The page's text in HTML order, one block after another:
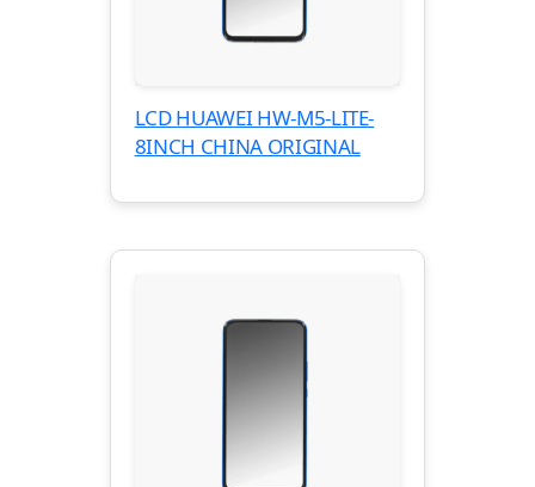
LCD HUAWEI HW-M5-LITE-
8INCH CHINA ORIGINAL